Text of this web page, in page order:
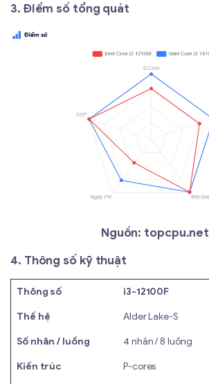
3. Điểm số tổng quát
Nguồn: topcpu.net
4. Thông số kỹ thuật
Thông số i3-12100F
Thế hệ Alder Lake-S
Số nhân / luồng 4 nhân / 8 luồng
Kiến trúc P-cores